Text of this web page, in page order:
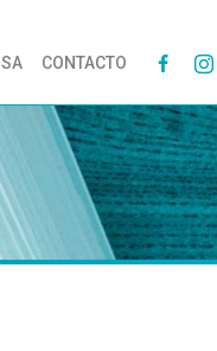
CONTACTO 